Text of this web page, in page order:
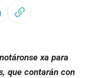
xa para
que contarán con